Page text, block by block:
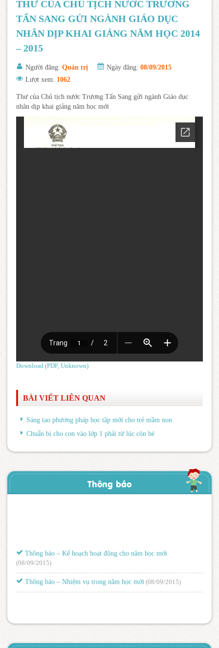
THƯ CỦA CHỦ TỊCH NƯỚC TRƯƠNG
TẤN SANG GỬI NGÀNH GIÁO DỤC
NHÂN DỊP KHAI GIẢNG NĂM HỌC 2014
– 2015
Người đăng: Quản trị Ngày đăng: 08/09/2015
Lượt xem: 1062
Thư của Chủ tịch nước Trương Tấn Sang gửi ngành Giáo dục
nhân dịp khai giảng năm học mới
Download (PDF, Unknown)
BÀI VIẾT LIÊN QUAN
Sáng tạo phương pháp học tập mới cho trẻ mầm non
Chuẩn bị cho con vào lớp 1 phải từ lúc còn bé
Thông báo
Thông báo – Kế hoạch hoạt động cho năm học mới
(08/09/2015)
Thông báo – Nhiệm vụ trong năm học mới